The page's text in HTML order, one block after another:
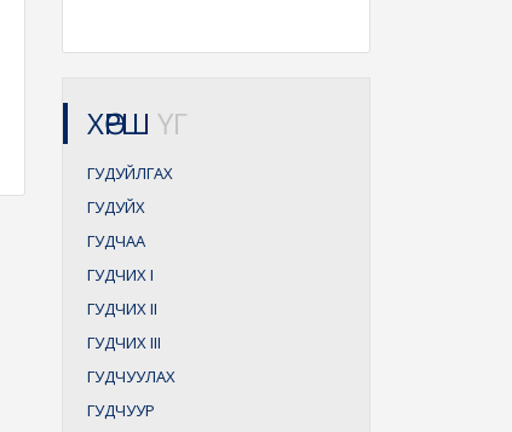
ХӨРШ ҮГ
ГУДУЙЛГАХ
ГУДУЙХ
ГУДЧАА
ГУДЧИХI
ГУДЧИХII
ГУДЧИХIII
ГУДЧУУЛАХ
ГУДЧУУР